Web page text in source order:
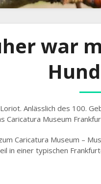
war
Anlässlich des 100.
Caricatura Museum
Caricatura Museum –
in einer typischen